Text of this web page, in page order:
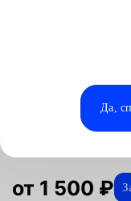
Да,
от 1 500 ₽